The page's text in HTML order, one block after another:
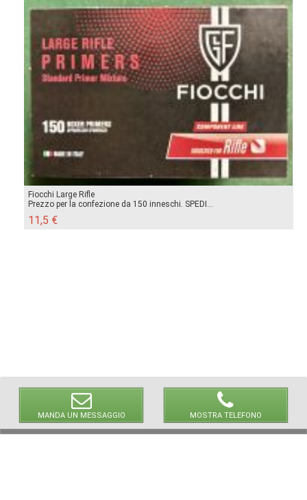
MANDA UN MESSAGGIO MOSTRA TELEFONO
Fiocchi Large Rifle
Prezzo per la confezione da 150 inneschi. SPEDI...
11,5 €